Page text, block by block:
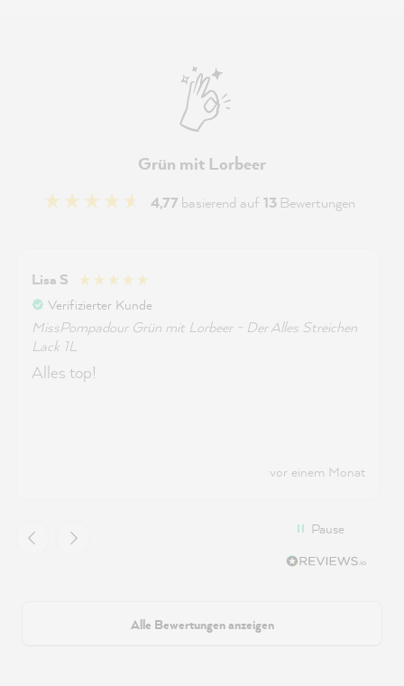
Grün mit Lorbeer
4,77 basierend auf 13 Bewertungen
Lisa S
Verifizierter Kunde
MissPompadour Grün mit Lorbeer - Der Alles Streichen
Lack 1L
Alles top!
vor einem Monat
Pause
Alle Bewertungen anzeigen